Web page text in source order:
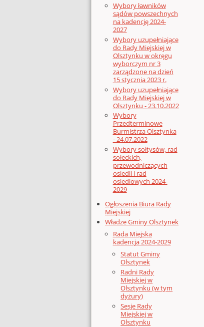
Wybory ławników
sądów powszechnych
na kadencję 2024-
2027
Wybory uzupełniające
do Rady Miejskiej w
Olsztynku w okręgu
wyborczym nr 3
zarządzone na dzień
15 stycznia 2023 r.
Wybory uzupełniające
do Rady Miejskiej w
Olsztynku - 23.10.2022
Wybory
Przedterminowe
Burmistrza Olsztynka
- 24.07.2022
Wybory sołtysów, rad
sołeckich,
przewodniczących
osiedli i rad
osiedlowych 2024-
2029
Ogłoszenia Biura Rady
Miejskiej
Władze Gminy Olsztynek
Rada Miejska
kadencja 2024-2029
Statut Gminy
Olsztynek
Radni Rady
Miejskiej w
Olsztynku (w tym
dyżury)
Sesje Rady
Miejskiej w
Olsztynku